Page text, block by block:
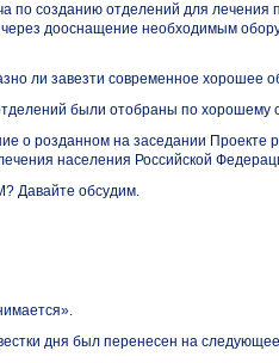
по созданию отделений для лечения
дооснащение необходимым
ли завезти современное хорошее
были отобраны по хорошему
о розданном на заседании
населения Российской
Давайте обсудим.
дня был перенесен на